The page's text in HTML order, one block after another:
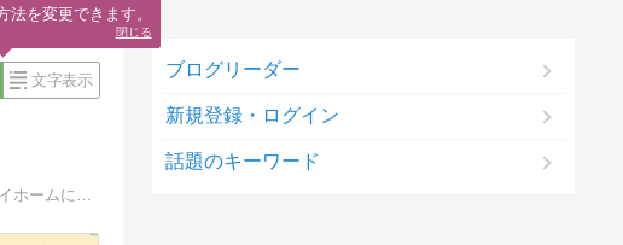
文字表示 ブログリーダー
新規登録・ログイン
話題のキーワード
法を変更できます。
閉じる